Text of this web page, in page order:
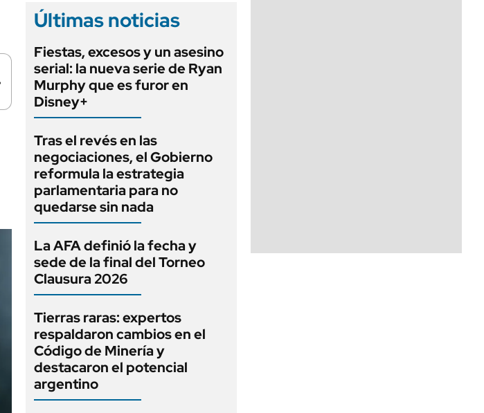
Duración: 42 segundos
Últimas noticias
Fiestas, excesos y un asesino
serial: la nueva serie de Ryan
Murphy que es furor en
Disney+
Tras el revés en las
negociaciones, el Gobierno
reformula la estrategia
parlamentaria para no
quedarse sin nada
La AFA definió la fecha y
sede de la final del Torneo
Clausura 2026
Tierras raras: expertos
respaldaron cambios en el
Código de Minería y
destacaron el potencial
argentino